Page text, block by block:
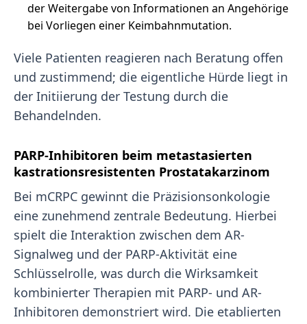
der Weitergabe von Informationen an Angehörige
bei Vorliegen einer Keimbahnmutation.
Viele Patienten reagieren nach Beratung offen
und zustimmend; die eigentliche Hürde liegt in
der Initiierung der Testung durch die
Behandelnden.
PARP-Inhibitoren beim metastasierten
kastrationsresistenten Prostatakarzinom
Bei mCRPC gewinnt die Präzisionsonkologie
eine zunehmend zentrale Bedeutung. Hierbei
spielt die Interaktion zwischen dem AR-
Signalweg und der PARP-Aktivität eine
Schlüsselrolle, was durch die Wirksamkeit
kombinierter Therapien mit PARP- und AR-
Inhibitoren demonstriert wird. Die etablierten